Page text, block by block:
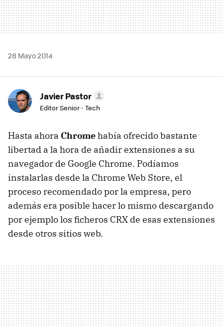
28 Mayo 2014
Javier Pastor
Editor Senior - Tech
Hasta ahora Chromehabía ofrecido bastante
libertad a la hora de añadir extensiones a su
navegador de Google Chrome. Podíamos
instalarlas desde la Chrome Web Store, el
proceso recomendado por la empresa, pero
además era posible hacer lo mismo descargando
por ejemplo los ficheros CRX de esas extensiones
desde otros sitios web.